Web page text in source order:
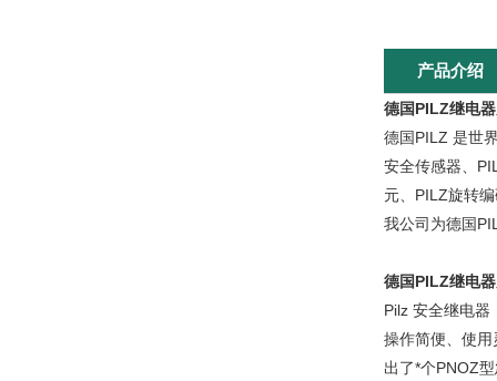
产品介绍
德国PILZ继电
德国PILZ 是世
安全传感器、
元、PILZ旋转
我公司为德国
德国PILZ继电
Pilz 安全继电器
操作简便、使
出了*个PNOZ